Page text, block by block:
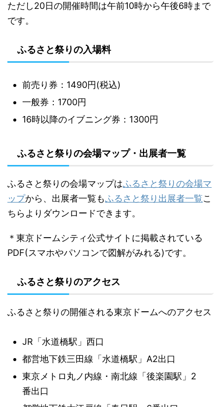
ただし20日の開催時間は午前10時から午後6時まで
です。
ふるさと祭りの入場料
前売り券：1490円(税込)
一般券：1700円
16時以降のイブニング券：1300円
ふるさと祭りの会場マップ・出展者一覧
ふるさと祭りの会場マップはふるさと祭りの会場マ
ップから、出展者一覧もふるさと祭り出展者一覧こ
ちらよりダウンロードできます。
＊東京ドームシティ公式サイトに掲載されている
PDF(スマホやパソコンで図解がみれる)です。
ふるさと祭りのアクセス
ふるさと祭りの開催される東京ドームへのアクセス
JR「水道橋駅」西口
都営地下鉄三田線「水道橋駅」A2出口
東京メトロ丸ノ内線・南北線「後楽園駅」2
番出口